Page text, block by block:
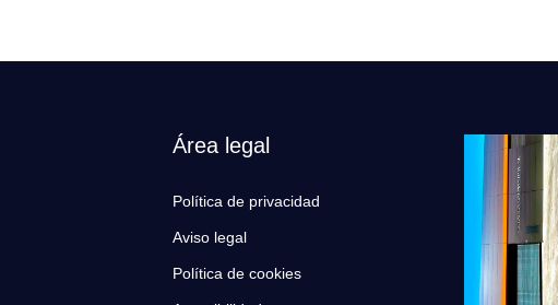
Área legal
Política de privacidad
Aviso legal
Política de cookies